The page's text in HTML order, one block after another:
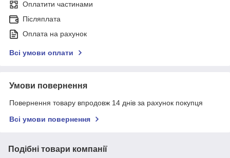
Оплатити частинами
Післяплата
Оплата на рахунок
Всі умови оплати
Умови повернення
Повернення товару впродовж 14 днів за рахунок покупця
Всі умови повернення
Подібні товари компанії